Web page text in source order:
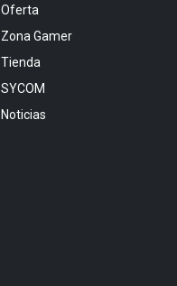
Oferta
Zona Gamer
Tienda
SYCOM
Noticias